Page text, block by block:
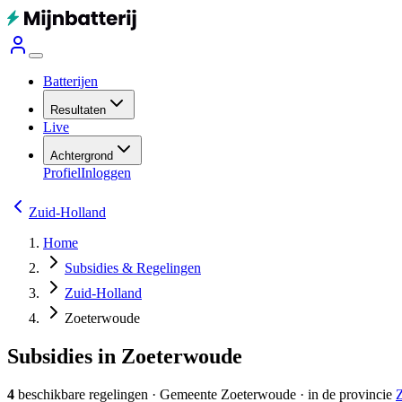
Batterijen
Resultaten
Live
Achtergrond
ProfielInloggen
Zuid-Holland
Home
Subsidies & Regelingen
Zuid-Holland
Zoeterwoude
Subsidies in Zoeterwoude
4 beschikbare regelingen · Gemeente Zoeterwoude · in de provincie